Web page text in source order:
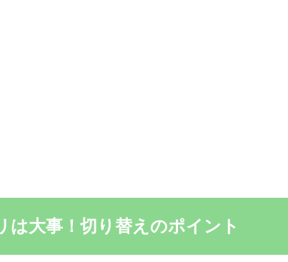
は大事！切り替えのポイント